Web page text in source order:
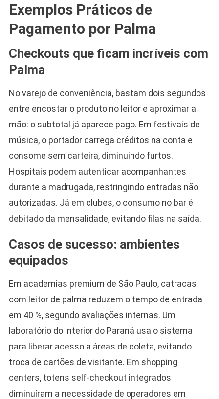
Exemplos Práticos de
Pagamento por Palma
Checkouts que ficam incríveis com
Palma
No varejo de conveniência, bastam dois segundos
entre encostar o produto no leitor e aproximar a
mão: o subtotal já aparece pago. Em festivais de
música, o portador carrega créditos na conta e
consome sem carteira, diminuindo furtos.
Hospitais podem autenticar acompanhantes
durante a madrugada, restringindo entradas não
autorizadas. Já em clubes, o consumo no bar é
debitado da mensalidade, evitando filas na saída.
Casos de sucesso: ambientes
equipados
Em academias premium de São Paulo, catracas
com leitor de palma reduzem o tempo de entrada
em 40 %, segundo avaliações internas. Um
laboratório do interior do Paraná usa o sistema
para liberar acesso a áreas de coleta, evitando
troca de cartões de visitante. Em shopping
centers, totens self-checkout integrados
diminuíram a necessidade de operadores em